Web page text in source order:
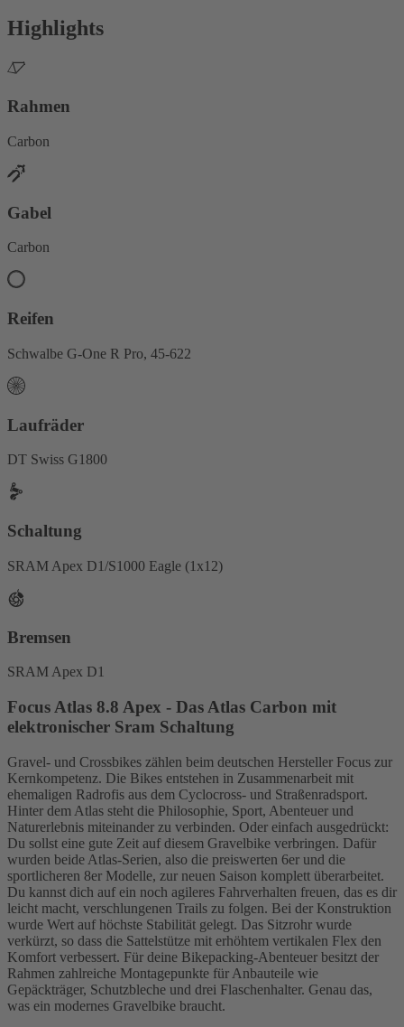
Highlights
Rahmen
Carbon
Gabel
Carbon
Reifen
Schwalbe G-One R Pro, 45-622
Laufräder
DT Swiss G1800
Schaltung
SRAM Apex D1/S1000 Eagle (1x12)
Bremsen
SRAM Apex D1
Focus Atlas 8.8 Apex - Das Atlas Carbon mit
elektronischer Sram Schaltung
Gravel- und Crossbikes zählen beim deutschen Hersteller Focus zur
Kernkompetenz. Die Bikes entstehen in Zusammenarbeit mit
ehemaligen Radrofis aus dem Cyclocross- und Straßenradsport.
Hinter dem Atlas steht die Philosophie, Sport, Abenteuer und
Naturerlebnis miteinander zu verbinden. Oder einfach ausgedrückt:
Du sollst eine gute Zeit auf diesem Gravelbike verbringen. Dafür
wurden beide Atlas-Serien, also die preiswerten 6er und die
sportlicheren 8er Modelle, zur neuen Saison komplett überarbeitet.
Du kannst dich auf ein noch agileres Fahrverhalten freuen, das es dir
leicht macht, verschlungenen Trails zu folgen. Bei der Konstruktion
wurde Wert auf höchste Stabilität gelegt. Das Sitzrohr wurde
verkürzt, so dass die Sattelstütze mit erhöhtem vertikalen Flex den
Komfort verbessert. Für deine Bikepacking-Abenteuer besitzt der
Rahmen zahlreiche Montagepunkte für Anbauteile wie
Gepäckträger, Schutzbleche und drei Flaschenhalter. Genau das,
was ein modernes Gravelbike braucht.